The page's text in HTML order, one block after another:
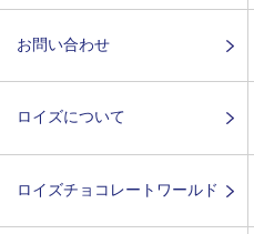
お問い合わせ
ロイズについて
ロイズチョコレートワールド